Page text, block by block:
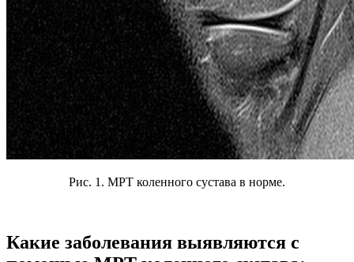
Рис. 1. МРТ коленного сустава в норме.
Какие заболевания выявляются с